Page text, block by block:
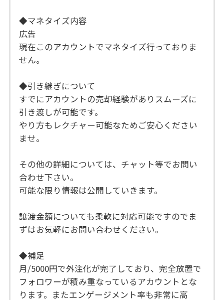
◆マネタイズ内容
広告
現在このアカウントでマネタイズ行っておりま
せん。
◆引き継ぎについて
すでにアカウントの売却経験がありスムーズに
引き渡しが可能です。
やり方もレクチャー可能なためご安心ください
ませ。
その他の詳細については、チャット等でお問い
合わせ下さい。
可能な限り情報は公開していきます。
譲渡金額についても柔軟に対応可能ですのでま
ずはお気軽にお問い合わせください。
◆補足
月/5000円で外注化が完了しており、完全放置で
フォロワーが積み重なっているアカウントとな
ります。またエンゲージメント率も非常に高